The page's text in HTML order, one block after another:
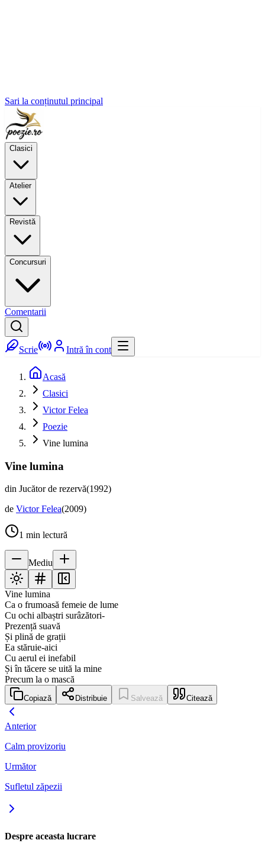
Sari la conținutul principal
Clasici
Atelier
Revistă
Concursuri
Comentarii
Scrie Intră în cont
Acasă
Clasici
Victor Felea
Poezie
Vine lumina
Vine lumina
din Jucător de rezervă(1992)
de Victor Felea(2009)
1 min lectură
Mediu
Vine lumina
Ca o frumoasă femeie de lume
Cu ochi albaștri surâzători-
Prezență suavă
Și plină de grații
Ea stăruie-aici
Cu aerul ei inefabil
Și în tăcere se uită la mine
Precum la o mască
Copiază Distribuie Salvează Citează
Anterior
Calm provizoriu
Următor
Sufletul zăpezii
Despre aceasta lucrare